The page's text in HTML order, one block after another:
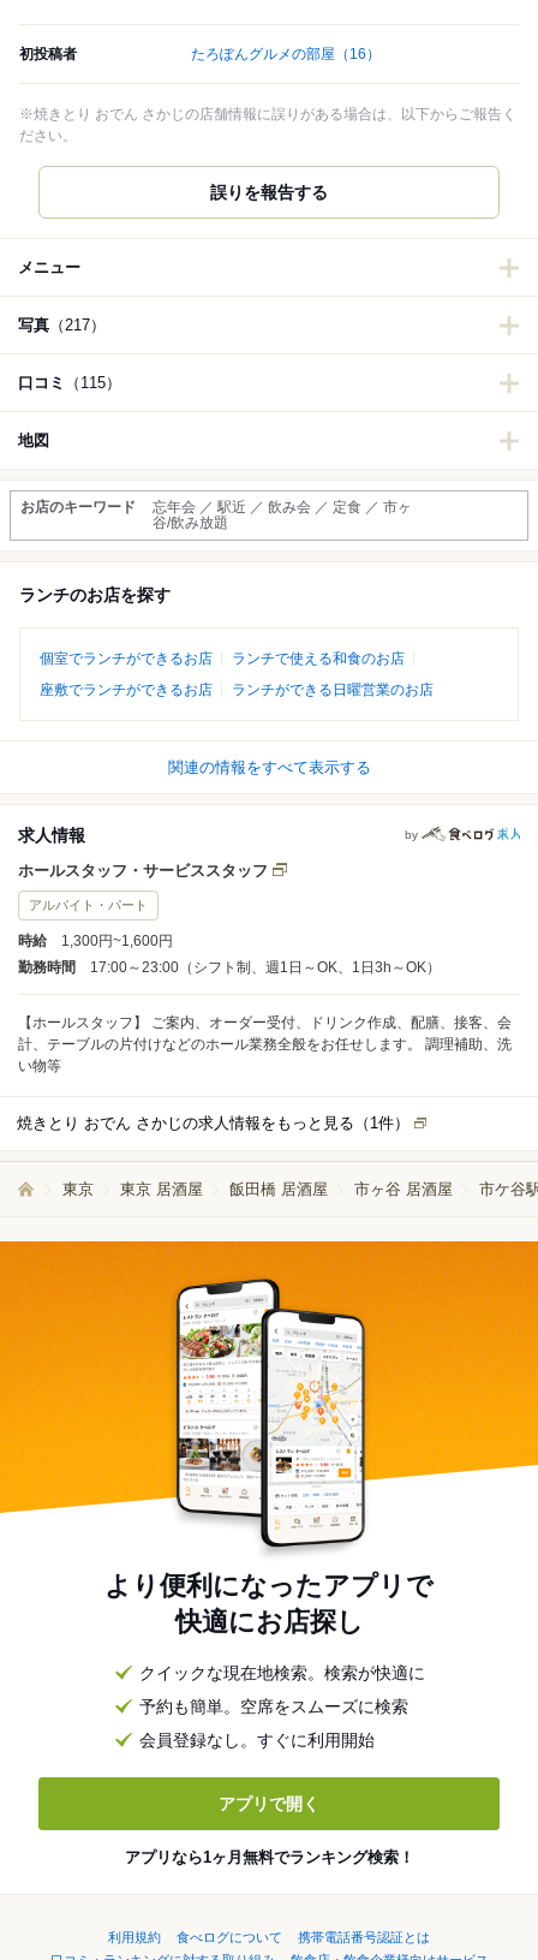
初投稿者 たろぽんグルメの部屋 （16）
※焼きとり おでん さかじの店舗情報に誤りがある場合は、以下からご報告く
ださい。
誤りを報告する
メニュー
写真 （217）
口コミ （115）
地図
お店のキーワード
忘年会 ／ 駅近 ／ 飲み会 ／ 定食 ／ 市ヶ
谷/飲み放題
ランチのお店を探す
個室でランチができるお店
ランチで使える和食のお店
座敷でランチができるお店
ランチができる日曜営業のお店
関連の情報をすべて表示する
求人情報 by
ホールスタッフ・サービススタッフ
アルバイト・パート
時給
1,300円~1,600円
勤務時間
17:00～23:00（シフト制、週1日～OK、1日3h～OK）
【ホールスタッフ】 ご案内、オーダー受付、ドリンク作成、配膳、接客、会
計、テーブルの片付けなどのホール業務全般をお任せします。 調理補助、洗
い物等
焼きとり おでん さかじの求人情報をもっと見る（ 1件）
東京 東京 居酒屋 飯田橋 居酒屋 市ヶ谷 居酒屋 市ケ谷
より便利になったアプリで
快適にお店探し
クイックな現在地検索。検索が快適に
予約も簡単。空席をスムーズに検索
会員登録なし。すぐに利用開始
アプリで開く
アプリなら1ヶ月無料でランキング検索！
利用規約 食べログについて
携帯電話番号認証とは